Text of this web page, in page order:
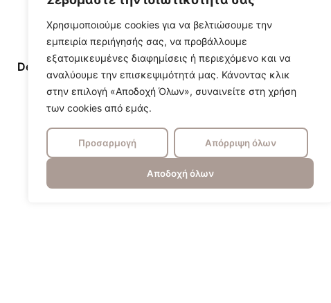
Χρησιμοποιούμε cookies για να βελτιώσουμε την
εμπειρία περιήγησής σας, να προβάλλουμε
εξατομικευμένες διαφημίσεις ή περιεχόμενο και να
αναλύουμε την επισκεψιμότητά μας. Κάνοντας κλικ
στην επιλογή «Αποδοχή Όλων», συναινείτε στη χρήση
των cookies από εμάς.
Προσαρμογή Απόρριψη όλων
Αποδοχή όλων
Designer/Brand Aerin